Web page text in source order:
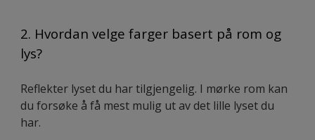
2. Hvordan velge farger basert på rom og
lys?
Reflekter lyset du har tilgjengelig. I mørke rom kan
du forsøke å få mest mulig ut av det lille lyset du
har.